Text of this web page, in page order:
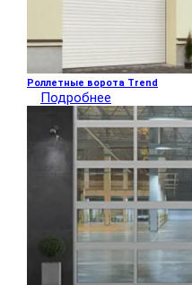
Роллетные ворота Trend
Подробнее